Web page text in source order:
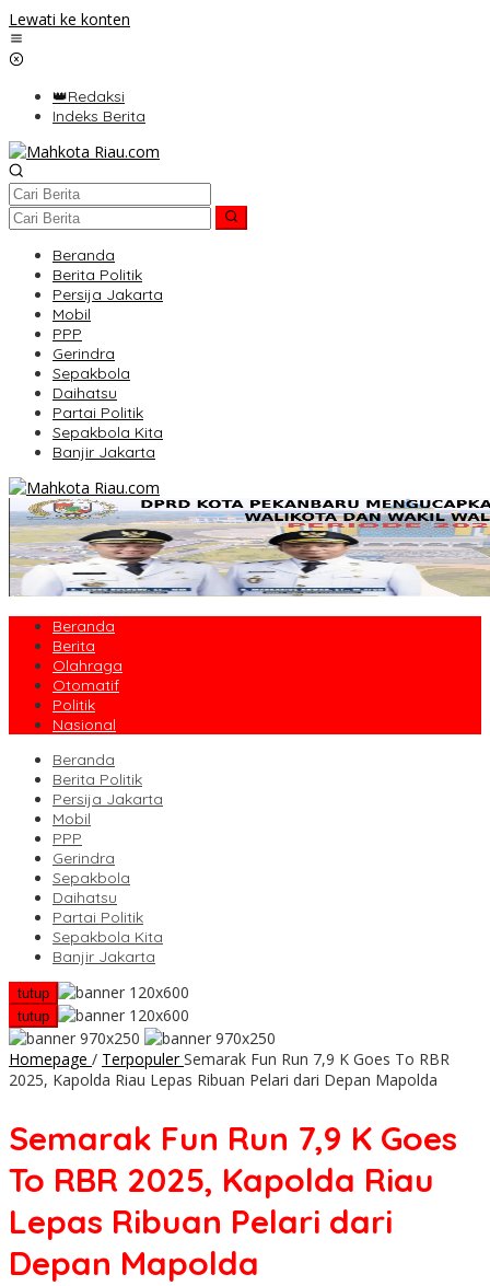
Lewati ke konten
👑Redaksi
Indeks Berita
Beranda
Berita Politik
Persija Jakarta
Mobil
PPP
Gerindra
Sepakbola
Daihatsu
Partai Politik
Sepakbola Kita
Banjir Jakarta
Beranda
Berita
Olahraga
Otomatif
Politik
Nasional
Beranda
Berita Politik
Persija Jakarta
Mobil
PPP
Gerindra
Sepakbola
Daihatsu
Partai Politik
Sepakbola Kita
Banjir Jakarta
tutup
tutup
Homepage / Terpopuler Semarak Fun Run 7,9 K Goes To RBR
2025, Kapolda Riau Lepas Ribuan Pelari dari Depan Mapolda
Semarak Fun Run 7,9 K Goes
To RBR 2025, Kapolda Riau
Lepas Ribuan Pelari dari
Depan Mapolda